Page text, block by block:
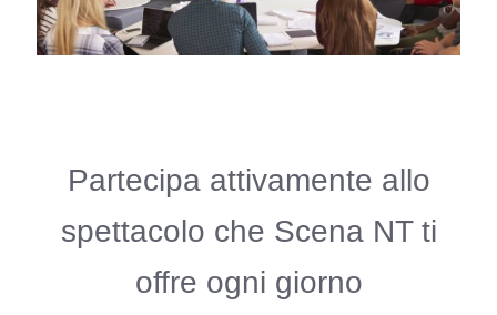
Partecipa attivamente allo
spettacolo che Scena NT ti
offre ogni giorno